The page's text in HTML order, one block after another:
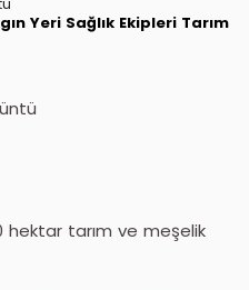
Yeri Sağlık Ekipleri Tarım
hektar tarım ve meşelik